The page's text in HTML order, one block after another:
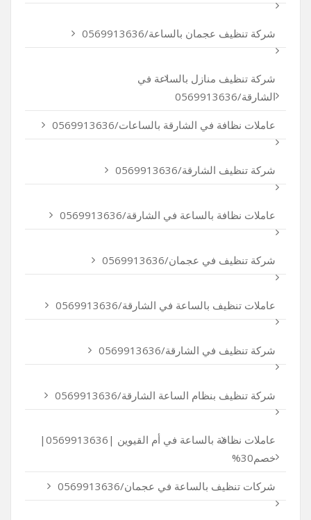
شركة تنظيف عجمان بالساعة/0569913636
شركة تنظيف منازل بالساعة في
الشارقة/0569913636
عاملات نظافة في الشارقة بالساعات/0569913636
شركة تنظيف الشارقة/0569913636
عاملات نظافة بالساعة في الشارقة/0569913636
شركة تنظيف في عجمان/0569913636
عاملات تنظيف بالساعة في الشارقة/0569913636
شركة تنظيف في الشارقة/0569913636
شركة تنظيف بنظام الساعة الشارقة/0569913636
عاملات نظافة بالساعة في أم القيوين |0569913636|
خصم30%
شركات تنظيف بالساعة في عجمان/0569913636